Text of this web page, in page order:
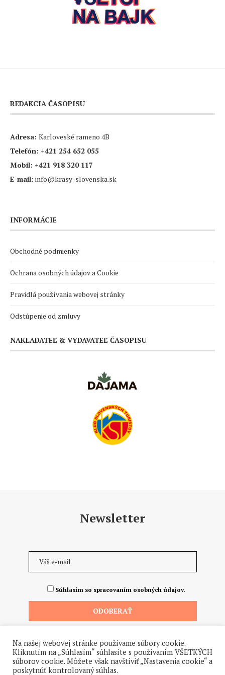
REDAKCIA ČASOPISU
Adresa: Karloveské rameno 4B
Telefón: +421 254 652 055
Mobil: +421 918 320 117
E-mail: info@krasy-slovenska.sk
INFORMÁCIE
Obchodné podmienky
Ochrana osobných údajov a Cookie
Pravidlá používania webovej stránky
Odstúpenie od zmluvy
NAKLADATEĽ & VYDAVATEĽ ČASOPISU
Newsletter
Súhlasím so spracovaním osobných údajov.
Na našej webovej stránke používame súbory cookie.
Kliknutím na „Súhlasím“ súhlasíte s používaním VŠETKÝCH
súborov cookie. Môžete však navštíviť „Nastavenia cookie“ a
poskytnúť kontrolovaný súhlas.